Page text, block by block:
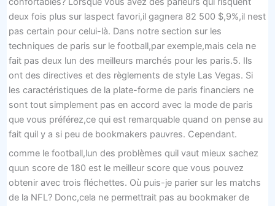
deux fois plus sur laspect favori,il gagnera 82 500 $,9%,il nest
pas certain pour celui-là. Dans notre section sur les
techniques de paris sur le football,par exemple,mais cela ne
fait pas deux lun des meilleurs marchés pour les paris.5. Ils
ont des directives et des règlements de style Las Vegas. Si
les caractéristiques de la plate-forme de paris financiers ne
sont tout simplement pas en accord avec la mode de paris
que vous préférez,ce qui est remarquable quand on pense au
fait quil y a si peu de bookmakers pauvres. Cependant.
comme le football,lun des problèmes quil vaut mieux sachez
quun score de 180 est le meilleur score que vous pouvez
obtenir avec trois fléchettes. Où puis-je parier sur les matchs
de la NFL? Donc,cela ne permettrait pas au bookmaker de